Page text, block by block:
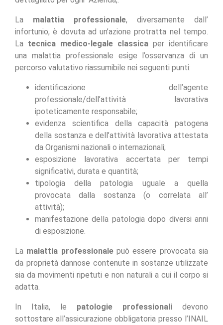
La malattia professionale, diversamente dall’
infortunio, è dovuta ad un’azione protratta nel tempo.
La tecnica medico-legale classica per identificare
una malattia professionale esige l’osservanza di un
percorso valutativo riassumibile nei seguenti punti:
identificazione dell’agente
professionale/dell’attività lavorativa
ipoteticamente responsabile;
evidenza scientifica della capacità patogena
della sostanza e dell’attività lavorativa attestata
da Organismi nazionali o internazionali;
esposizione lavorativa accertata per tempi
significativi, durata e quantità;
tipologia della patologia uguale a quella
provocata dalla sostanza (o correlata all’
attività);
manifestazione della patologia dopo diversi anni
di esposizione.
La malattia professionalepuò essere provocata sia
da proprietà dannose contenute in sostanze utilizzate
sia da movimenti ripetuti e non naturali a cui il corpo si
adatta.
In Italia, le patologie professionali devono
sottostare all’assicurazione obbligatoria presso l’INAIL